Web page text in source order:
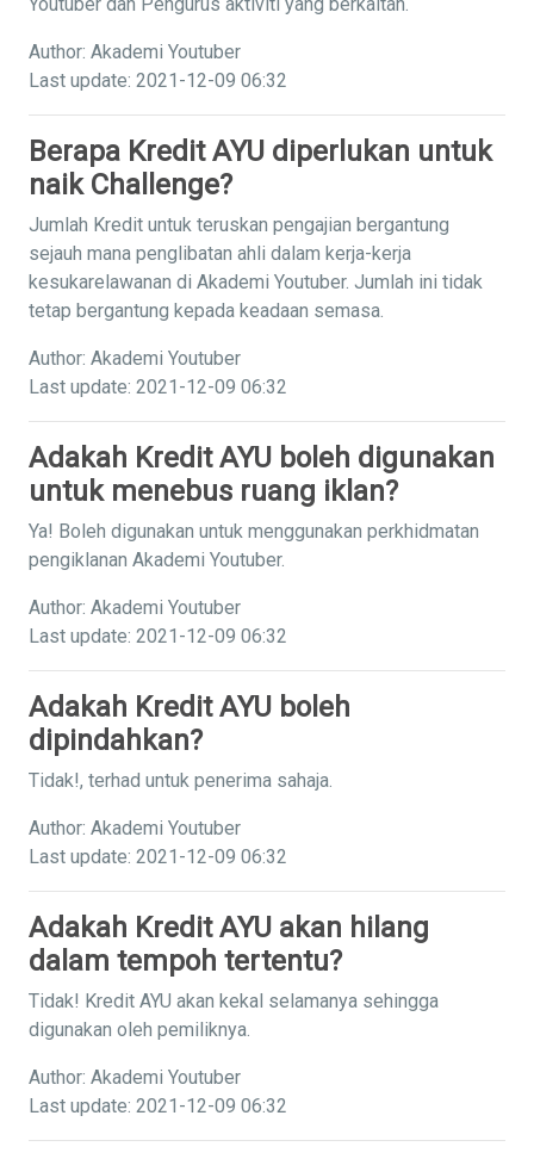
Author: Akademi Youtuber
Last update: 2021-12-09 06:32
Berapa Kredit AYU diperlukan untuk
naik Challenge?
Jumlah Kredit untuk teruskan pengajian bergantung
sejauh mana penglibatan ahli dalam kerja-kerja
kesukarelawanan di Akademi Youtuber. Jumlah ini tidak
tetap bergantung kepada keadaan semasa.
Author: Akademi Youtuber
Last update: 2021-12-09 06:32
Adakah Kredit AYU boleh digunakan
untuk menebus ruang iklan?
Ya! Boleh digunakan untuk menggunakan perkhidmatan
pengiklanan Akademi Youtuber.
Author: Akademi Youtuber
Last update: 2021-12-09 06:32
Adakah Kredit AYU boleh
dipindahkan?
Tidak!, terhad untuk penerima sahaja.
Author: Akademi Youtuber
Last update: 2021-12-09 06:32
Adakah Kredit AYU akan hilang
dalam tempoh tertentu?
Tidak! Kredit AYU akan kekal selamanya sehingga
digunakan oleh pemiliknya.
Author: Akademi Youtuber
Last update: 2021-12-09 06:32